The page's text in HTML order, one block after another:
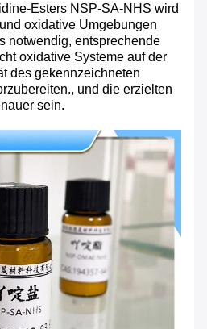
Esters NSP-SA-NHS wird
oxidative Umgebungen
notwendig, entsprechende
oxidative Systeme auf der
des gekennzeichneten
und die erzielten
sein.